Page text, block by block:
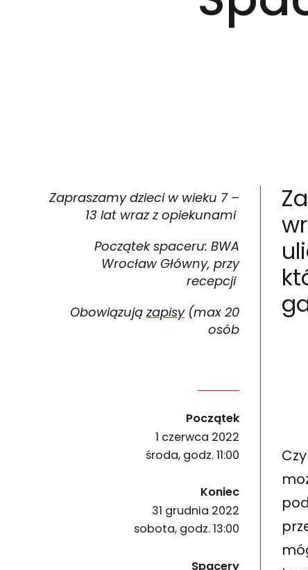
Zapraszamy dzieci w wieku 7–
13 lat wraz z opiekunami
Początek spaceru: BWA
Wrocław Główny, przy
recepcji
Obowiązujązapisy(max 20
osób
Zapraszamy dzieci w wieku od 7 do 13 lat
Początek
1 czerwca 2022
środa, godz. 11:00
Koniec wydarzenia
31 grudnia 2022
sobota, godz. 13:00
Spacery